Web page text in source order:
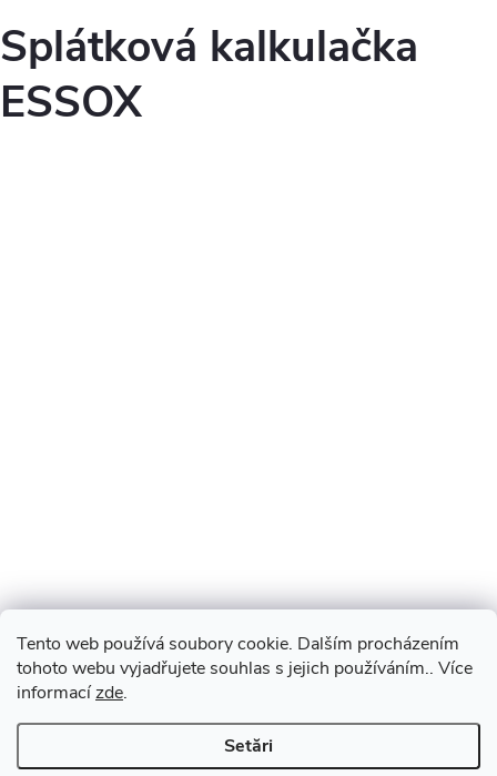
Tento web používá soubory cookie. Dalším procházením
tohoto webu vyjadřujete souhlas s jejich používáním.. Více
informacízde.
Setări
Splátková kalkulačka
ESSOX